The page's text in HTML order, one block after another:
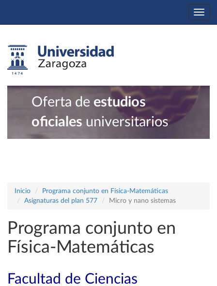
Oferta de estudios
oficiales universitarios
Inicio
Programa conjunto en Física-Matemáticas
Asignaturas del plan 577
Micro y nano sistemas
Programa conjunto en
Física-Matemáticas
Facultad de Ciencias